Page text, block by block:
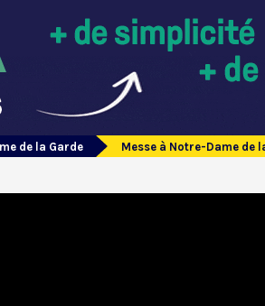
de la Garde Messe à Notre-Dame de